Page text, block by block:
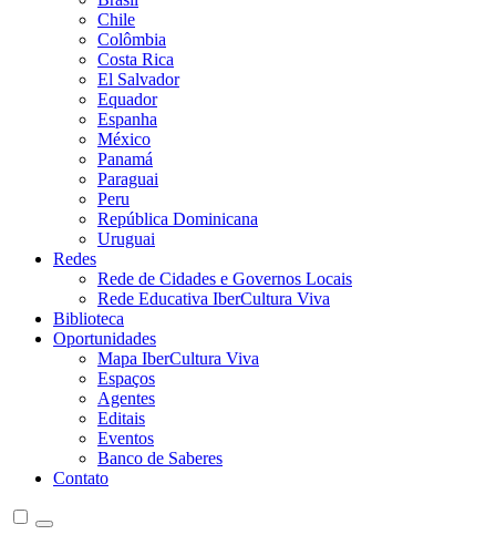
Chile
Colômbia
Costa Rica
El Salvador
Equador
Espanha
México
Panamá
Paraguai
Peru
República Dominicana
Uruguai
Redes
Rede de Cidades e Governos Locais
Rede Educativa IberCultura Viva
Biblioteca
Oportunidades
Mapa IberCultura Viva
Espaços
Agentes
Editais
Eventos
Banco de Saberes
Contato